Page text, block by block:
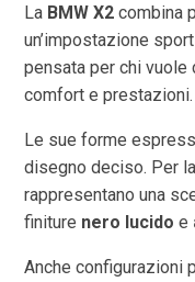
La BMW X2 combina
un’impostazione
pensata per chi vuole
comfort e prestazioni.
Le sue forme
disegno deciso. Per
rappresentano una
finiture nero lucido e
Anche configurazioni